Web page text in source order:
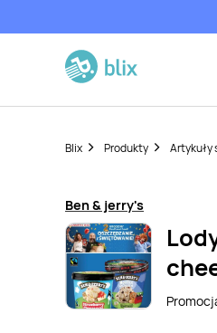
Blix Produkty Artykuły
Ben & jerry's